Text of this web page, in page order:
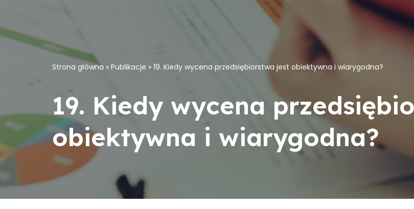
Strona główna » Publikacje » 19. Kiedy wycena przedsiębiorstwa jest obiektywna i wiarygodna?
19. Kiedy wycena
obiektywna i wiarygodna?